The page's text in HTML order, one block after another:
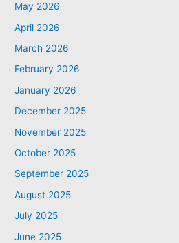
May 2026
April 2026
March 2026
February 2026
January 2026
December 2025
November 2025
October 2025
September 2025
August 2025
July 2025
June 2025